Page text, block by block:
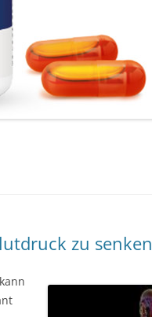
zu senken